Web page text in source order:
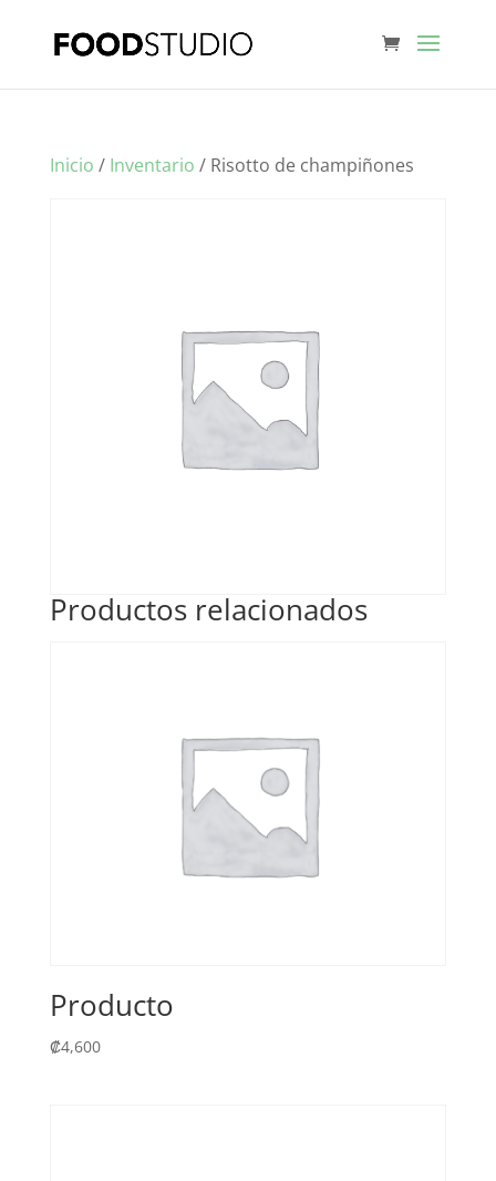
Inicio / Inventario / Risotto de champiñones
Productos relacionados
Producto
₡4,600